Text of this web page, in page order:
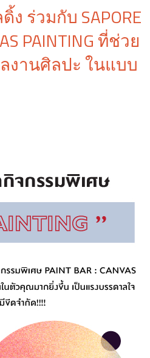
ร่วมกับ SAPORE
PAINTING ที่ช่วย
งานศิลปะ ในแบบ